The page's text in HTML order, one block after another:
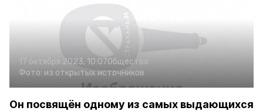
17 октября 2023, 10:07Общество
Фото: из открытых источников
Он посвящён одному из самых выдающихся